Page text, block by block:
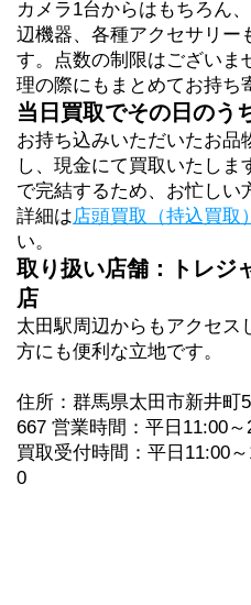
カメラ1台からはもちろん
辺機器、各種アクセサリー
す。点数の制限はございま
理の際にもまとめてお持ち
当日買取でその日のう
お持ち込みいただいたお品
し、現金にて買取いたしま
で完結するため、お忙しい
詳細は店頭買取（持込買取
い。
取り扱い店舗：トレジ
店
太田駅周辺からもアクセス
方にも便利な立地です。
住所：群馬県太田市新井町
667 営業時間：平日11:00
買取受付時間：平日11:00
0